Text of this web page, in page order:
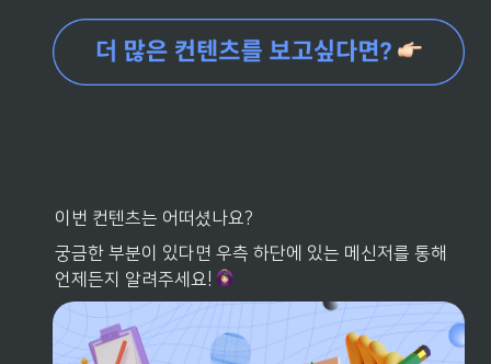
이번 컨텐츠는 어떠셨나요?
궁금한 부분이 있다면 우측 하단에 있는 메신저를 통해
언제든지 알려주세요!